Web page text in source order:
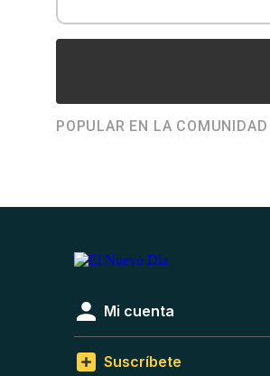
POPULAR EN LA COMUNIDAD
Mi cuenta
Suscríbete